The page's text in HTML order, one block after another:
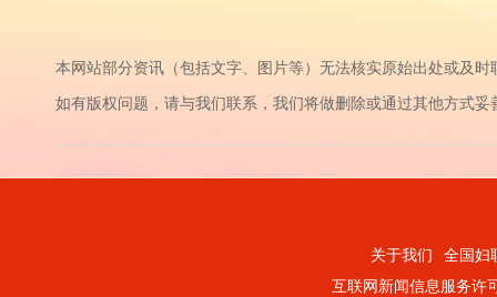
本网站部分资讯（包括文字、图片等）无法核实原始出处或及时
如有版权问题，请与我们联系，我们将做删除或通过其他方式妥
关于我们
全国妇
互联网新闻信息服务许